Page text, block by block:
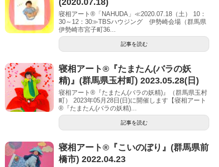
(2020.07.18)
寝相アート®「NAHUDA」≪2020.07.18（土） 10：
30～12：30≫TBSハウジング 伊勢崎会場（群馬県
伊勢崎市宮子町36...
記事を読む
寝相アート®︎『たまたん(バラの妖
精)』(群馬県玉村町) 2023.05.28(日)
寝相アート®『たまたん(バラの妖精)』（群馬県玉村
町） 2023年05月28日(日)に開催します【寝相アート
®︎『たまたん(バラの妖精)...
記事を読む
寝相アート®︎『こいのぼり』(群馬県前
橋市) 2022.04.23